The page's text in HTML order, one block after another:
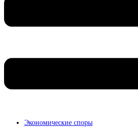
Экономические споры